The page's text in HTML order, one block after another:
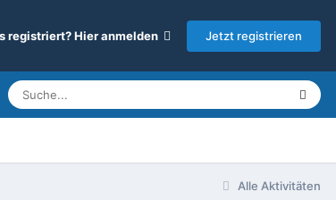
registriert? Hier anmelden Jetzt registrieren
Alle Aktivitäten